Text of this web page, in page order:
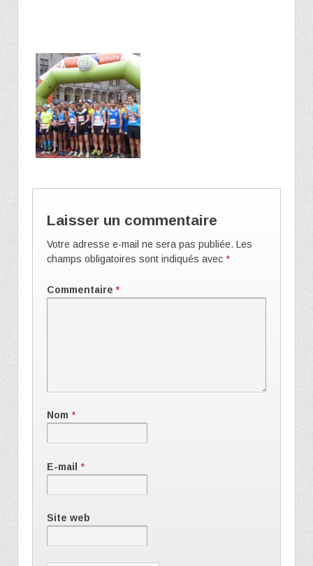
Laisser un commentaire
Votre adresse e-mail ne sera pas publiée. Les
champs obligatoires sont indiqués avec *
Commentaire *
Nom *
E-mail *
Site web